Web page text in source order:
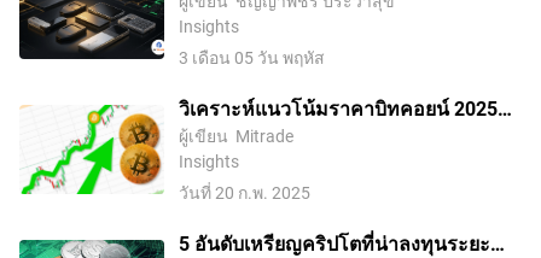
Insights
3 เดือน 05 วัน พฤหัส
วิเคราะห์แนวโน้มราคาบิทคอยน์ 2025
จะไปในทิศทางใด
ผู้เขียน Mitrade
Insights
วันที่ 20 ก.พ. 2025
5 อันดับเหรียญคริปโตที่น่าลงทุนระยะ